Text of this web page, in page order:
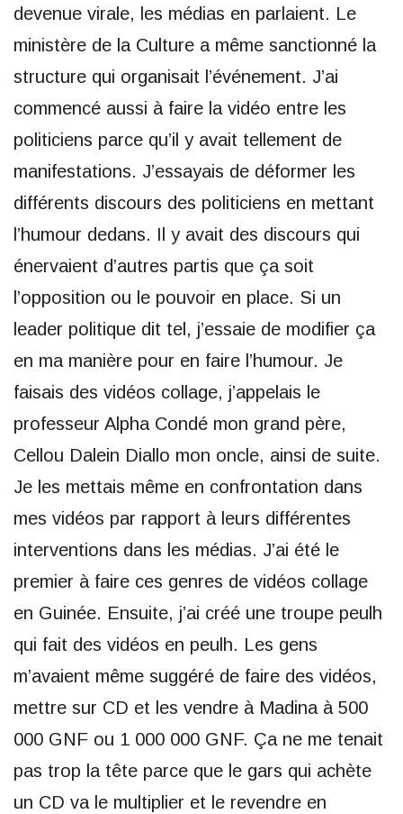
devenue virale, les médias en parlaient. Le
ministère de la Culture a même sanctionné la
structure qui organisait l’événement. J’ai
commencé aussi à faire la vidéo entre les
politiciens parce qu’il y avait tellement de
manifestations. J’essayais de déformer les
différents discours des politiciens en mettant
l’humour dedans. Il y avait des discours qui
énervaient d’autres partis que ça soit
l’opposition ou le pouvoir en place. Si un
leader politique dit tel, j’essaie de modifier ça
en ma manière pour en faire l’humour. Je
faisais des vidéos collage, j’appelais le
professeur Alpha Condé mon grand père,
Cellou Dalein Diallo mon oncle, ainsi de suite.
Je les mettais même en confrontation dans
mes vidéos par rapport à leurs différentes
interventions dans les médias. J’ai été le
premier à faire ces genres de vidéos collage
en Guinée. Ensuite, j’ai créé une troupe peulh
qui fait des vidéos en peulh. Les gens
m’avaient même suggéré de faire des vidéos,
mettre sur CD et les vendre à Madina à 500
000 GNF ou 1 000 000 GNF. Ça ne me tenait
pas trop la tête parce que le gars qui achète
un CD va le multiplier et le revendre en